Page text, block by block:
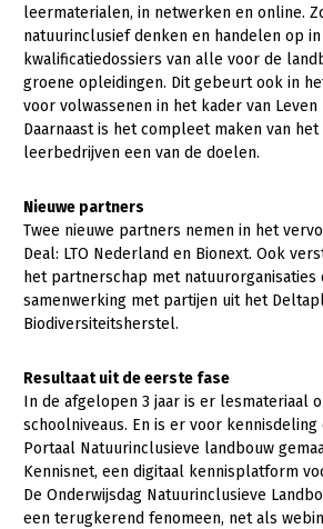
Mens, ondernemerschap en
Internationaal
Sectoren
Dier
Geitenhouderij
Kalverhouderij
Konijnenhouderij
Paardenhouderij
Pluimveehouderij
Schapenhouderij
Varkenshouderij
leermaterialen, in netwerken en online.
natuurinclusief denken en handelen op
kwalificatiedossiers van alle voor de
groene opleidingen. Dit gebeurt ook in
voor volwassenen in het kader van Leven
Daarnaast is het compleet maken van
leerbedrijven een van de doelen.
Nieuwe partners
Twee nieuwe partners nemen in het
Deal: LTO Nederland en Bionext. Ook
het partnerschap met natuurorganisaties
samenwerking met partijen uit het
Biodiversiteitsherstel.
Resultaat uit de eerste fase
In de afgelopen 3 jaar is er lesmateriaal
schoolniveaus. En is er voor
Portaal Natuurinclusieve landbouw
Kennisnet, een digitaal kennisplatform
De Onderwijsdag Natuurinclusieve
een terugkerend fenomeen, net als